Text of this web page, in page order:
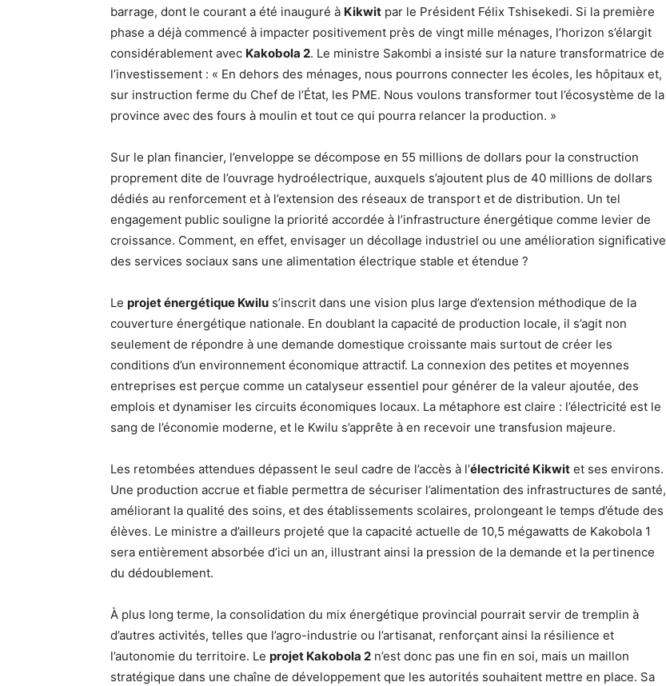
barrage, dont le courant a été inauguré à Kikwit par le Président Félix Tshisekedi. Si la première
phase a déjà commencé à impacter positivement près de vingt mille ménages, l’horizon s’élargit
considérablement avec Kakobola 2. Le ministre Sakombi a insisté sur la nature transformatrice de
l’investissement : « En dehors des ménages, nous pourrons connecter les écoles, les hôpitaux et,
sur instruction ferme du Chef de l’État, les PME. Nous voulons transformer tout l’écosystème de la
province avec des fours à moulin et tout ce qui pourra relancer la production. »
Sur le plan financier, l’enveloppe se décompose en 55 millions de dollars pour la construction
proprement dite de l’ouvrage hydroélectrique, auxquels s’ajoutent plus de 40 millions de dollars
dédiés au renforcement et à l’extension des réseaux de transport et de distribution. Un tel
engagement public souligne la priorité accordée à l’infrastructure énergétique comme levier de
croissance. Comment, en effet, envisager un décollage industriel ou une amélioration significative
des services sociaux sans une alimentation électrique stable et étendue ?
Le projet énergétique Kwilu s’inscrit dans une vision plus large d’extension méthodique de la
couverture énergétique nationale. En doublant la capacité de production locale, il s’agit non
seulement de répondre à une demande domestique croissante mais surtout de créer les
conditions d’un environnement économique attractif. La connexion des petites et moyennes
entreprises est perçue comme un catalyseur essentiel pour générer de la valeur ajoutée, des
emplois et dynamiser les circuits économiques locaux. La métaphore est claire : l’électricité est le
sang de l’économie moderne, et le Kwilu s’apprête à en recevoir une transfusion majeure.
Les retombées attendues dépassent le seul cadre de l’accès à l’électricité Kikwit et ses environs.
Une production accrue et fiable permettra de sécuriser l’alimentation des infrastructures de santé,
améliorant la qualité des soins, et des établissements scolaires, prolongeant le temps d’étude des
élèves. Le ministre a d’ailleurs projeté que la capacité actuelle de 10,5 mégawatts de Kakobola 1
sera entièrement absorbée d’ici un an, illustrant ainsi la pression de la demande et la pertinence
du dédoublement.
À plus long terme, la consolidation du mix énergétique provincial pourrait servir de tremplin à
d’autres activités, telles que l’agro-industrie ou l’artisanat, renforçant ainsi la résilience et
l’autonomie du territoire. Le projet Kakobola 2 n’est donc pas une fin en soi, mais un maillon
stratégique dans une chaîne de développement que les autorités souhaitent mettre en place. Sa